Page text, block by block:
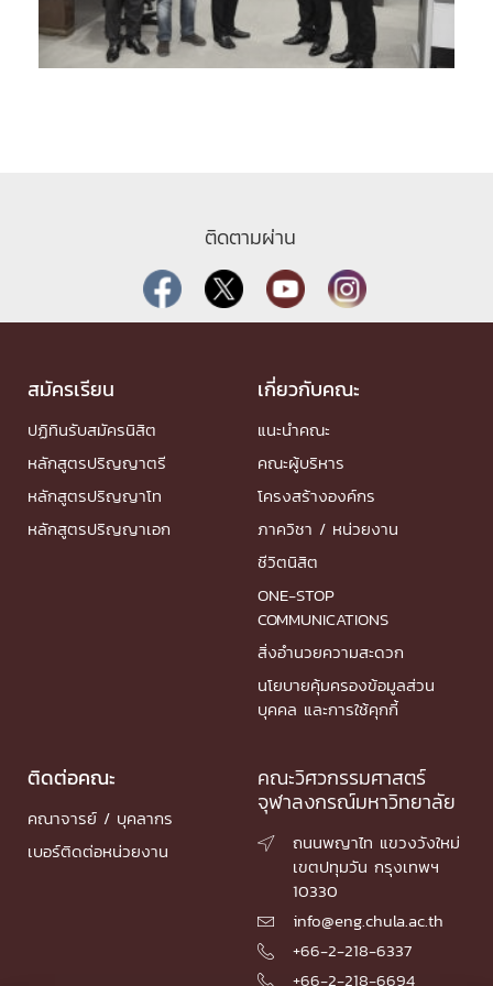
ติดตามผ่าน
สมัครเรียน
ปฏิทินรับสมัครนิสิต
หลักสูตรปริญญาตรี
หลักสูตรปริญญาโท
หลักสูตรปริญญาเอก
เกี่ยวกับคณะ
แนะนำคณะ
คณะผู้บริหาร
โครงสร้างองค์กร
ภาควิชา / หน่วยงาน
ชีวิตนิสิต
ONE-STOP
COMMUNICATIONS
สิ่งอำนวยความสะดวก
นโยบายคุ้มครองข้อมูลส่วน
บุคคล และการใช้คุกกี้
ติดต่อคณะ
คณาจารย์ / บุคลากร
เบอร์ติดต่อหน่วยงาน
คณะวิศวกรรมศาสตร์
จุฬาลงกรณ์มหาวิทยาลัย

ถนนพญาไท แขวงวังใหม่
เขตปทุมวัน กรุงเทพฯ
10330
 info@eng.chula.ac.th
 +66-2-218-6337
 +66-2-218-6694